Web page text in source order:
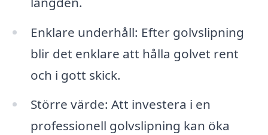
Enklare underhåll: Efter golvslipning
blir det enklare att hålla golvet rent
och i gott skick.
Större värde: Att investera i en
professionell golvslipning kan öka